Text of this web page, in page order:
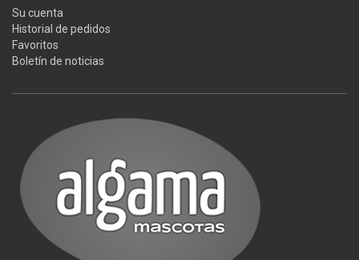
Su cuenta
Historial de pedidos
Favoritos
Boletín de noticias